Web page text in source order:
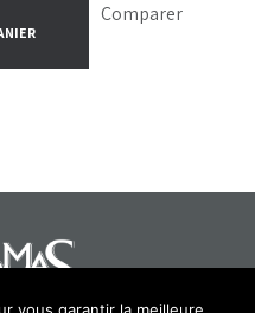
Comparer